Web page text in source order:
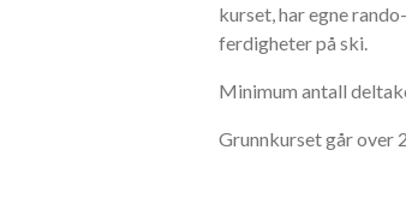
kurset, har egne
ferdigheter på ski.
Minimum antall
Grunnkurset går over